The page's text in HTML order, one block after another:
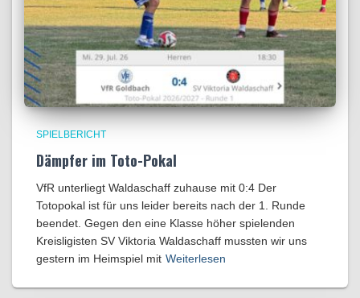
SPIELBERICHT
Dämpfer im Toto-Pokal
VfR unterliegt Waldaschaff zuhause mit 0:4​ Der
Totopokal ist für uns leider bereits nach der 1. Runde
beendet. Gegen den eine Klasse höher spielenden
Kreisligisten SV Viktoria Waldaschaff mussten wir uns
gestern im Heimspiel mit Weiterlesen